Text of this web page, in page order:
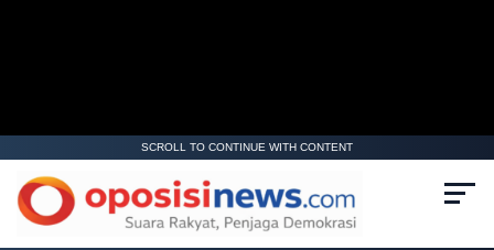
SCROLL TO CONTINUE WITH CONTENT